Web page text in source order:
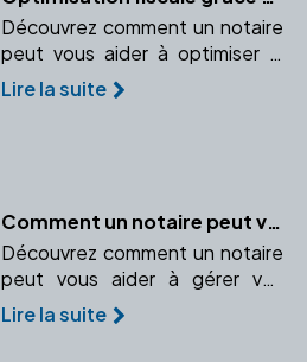
Découvrez comment un notaire
peut vous aider à optimiser la
fiscalité de votre entreprise dès
sa création. Anticipez vos
Lire la suite
Comment un notaire peut vous aider en cas d'incapacité temporaire
Découvrez comment un notaire
peut vous aider à gérer vos
biens et vos intérêts en cas
d'incapacité temporaire.
Lire la suite